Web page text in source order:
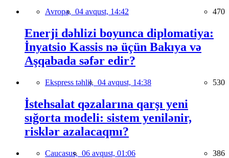
Avropa, 04 avqust, 14:42 470
Enerji dəhlizi boyunca diplomatiya:
İnyatsio Kassis nə üçün Bakıya və
Aşqabada səfər edir?
Ekspress təhlil, 04 avqust, 14:38 530
İstehsalat qəzalarına qarşı yeni
sığorta modeli: sistem yenilənir,
risklər azalacaqmı?
Caucasus, 06 avqust, 01:06 386